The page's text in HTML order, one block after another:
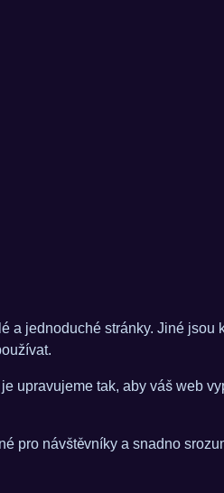
a jednoduché stránky. Jiné jsou
upravujeme tak, aby váš web
pro návštěvníky a snadno